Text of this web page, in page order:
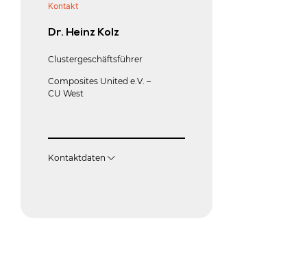
Kontakt
Dr. Heinz Kolz
Clustergeschäftsführer
Composites United e.V. –
CU West
Kontaktdaten